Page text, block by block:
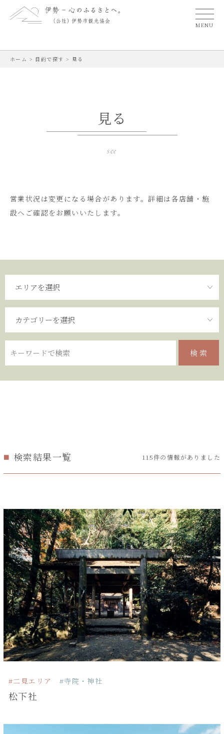
MENU
ホーム > 目的で探す > 見る
見る
see
営業状況は変更になる場合があります。詳細は各店舗・施
設へご確認をお願いいたします。
検索結果一覧 115件の情報がありました
#二見エリア #寺院・神社
松下社